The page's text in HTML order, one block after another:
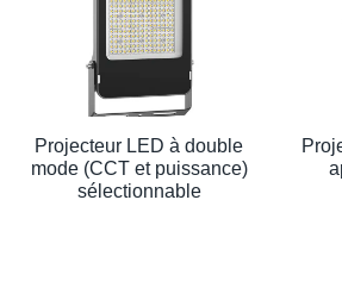
Projecteur LED à double
mode (CCT et puissance)
sélectionnable